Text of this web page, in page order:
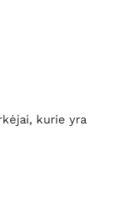
kurie yra